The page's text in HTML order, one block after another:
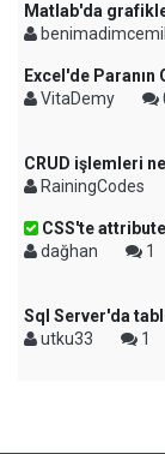
Matlab'da
benimadimcemil
Excel'de
VitaDemy
CRUD işlemleri
RainingCodes
CSS'te
dağhan
1
Sql Server'da
utku33
1